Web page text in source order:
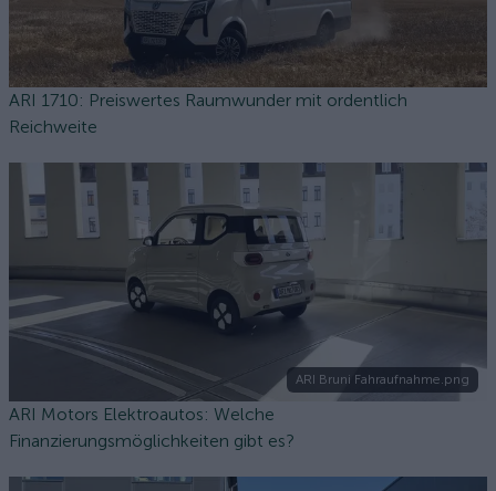
ARI 1710: Preiswertes Raumwunder mit ordentlich
Reichweite
ARI Bruni Fahraufnahme.png
ARI Motors Elektroautos: Welche
Finanzierungsmöglichkeiten gibt es?